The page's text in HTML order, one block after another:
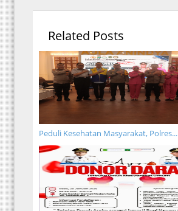
Related Posts
Peduli Kesehatan Masyarakat, Polres...